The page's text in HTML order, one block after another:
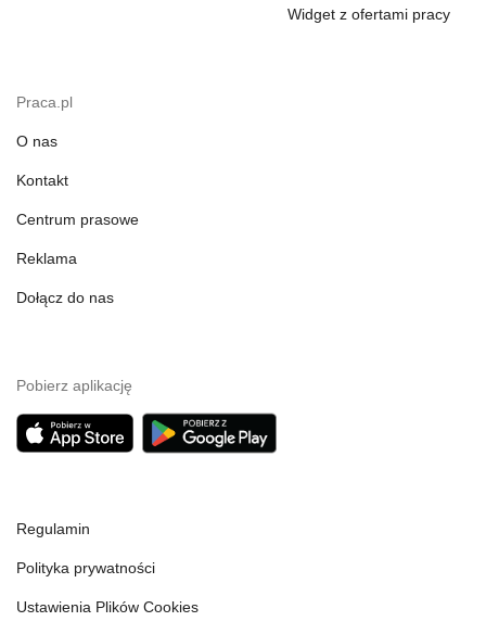
Widget z ofertami pracy
Praca.pl
O nas
Kontakt
Centrum prasowe
Reklama
Dołącz do nas
Pobierz aplikację
Regulamin
Polityka prywatności
Ustawienia Plików Cookies